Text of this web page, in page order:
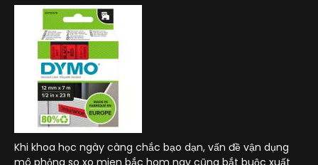
Khi khoa học ngày càng chắc bạo dạn, vấn đề vận dụng